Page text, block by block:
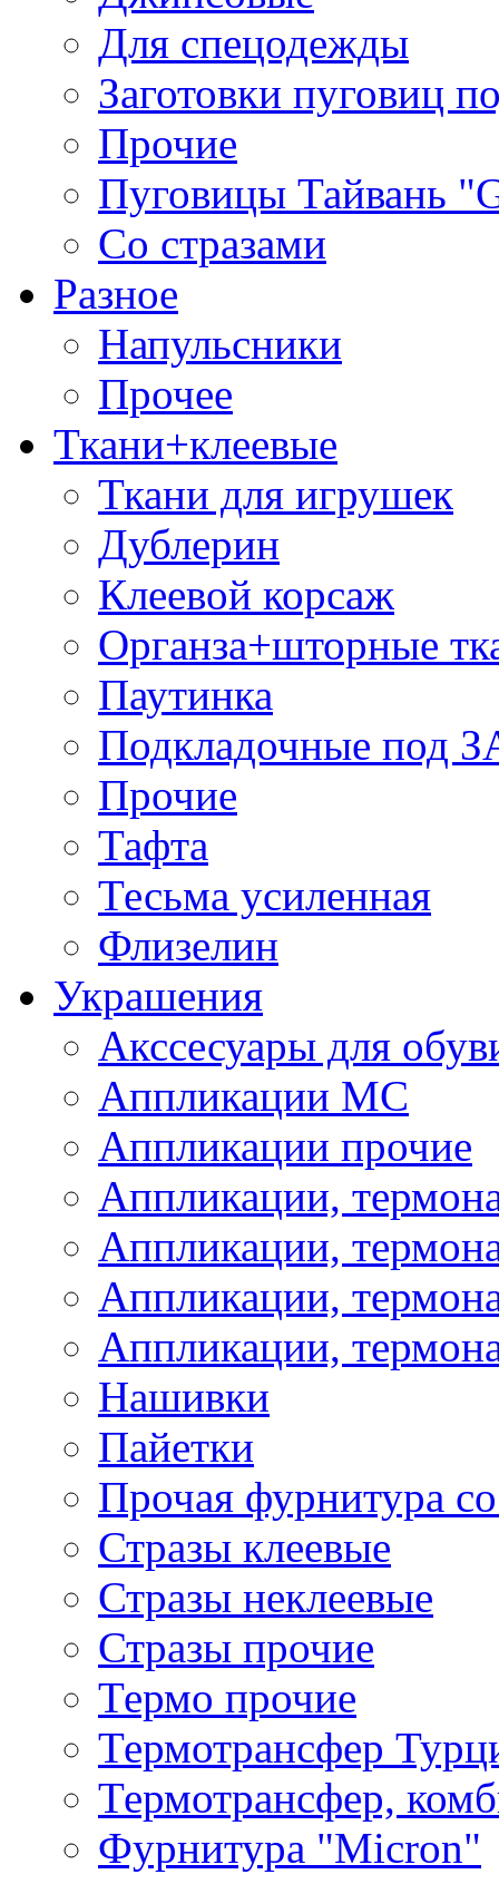
Для спецодежды
Заготовки пуговиц
Прочие
Пуговицы Тайвань
Со стразами
Разное
Напульсники
Прочее
Ткани+клеевые
Ткани для игрушек
Дублерин
Клеевой корсаж
Органза+шторные
Паутинка
Подкладочные под
Прочие
Тафта
Тесьма усиленная
Флизелин
Украшения
Акссесуары для
Аппликации МС
Аппликации прочие
Аппликации,
Аппликации,
Аппликации,
Аппликации,
Нашивки
Пайетки
Прочая фурнитура
Стразы клеевые
Стразы неклеевые
Стразы прочие
Термо прочие
Термотрансфер
Термотрансфер,
Фурнитура "Micron"